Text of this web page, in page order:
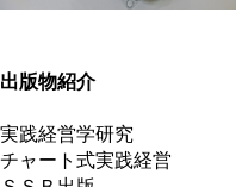
出版物紹介
実践経営学研究
チャート式実践経営